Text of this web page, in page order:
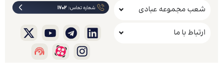
شعب مجموعه عبادی
ارتباط با ما